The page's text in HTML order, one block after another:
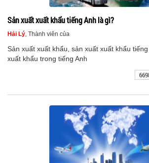
Sản xuất xuất khẩu tiếng Anh là gì?
Hải Lý , Thành viên của
Sản xuất xuất khẩu, sản xuất xuất khẩu
xuất khẩu trong tiếng Anh